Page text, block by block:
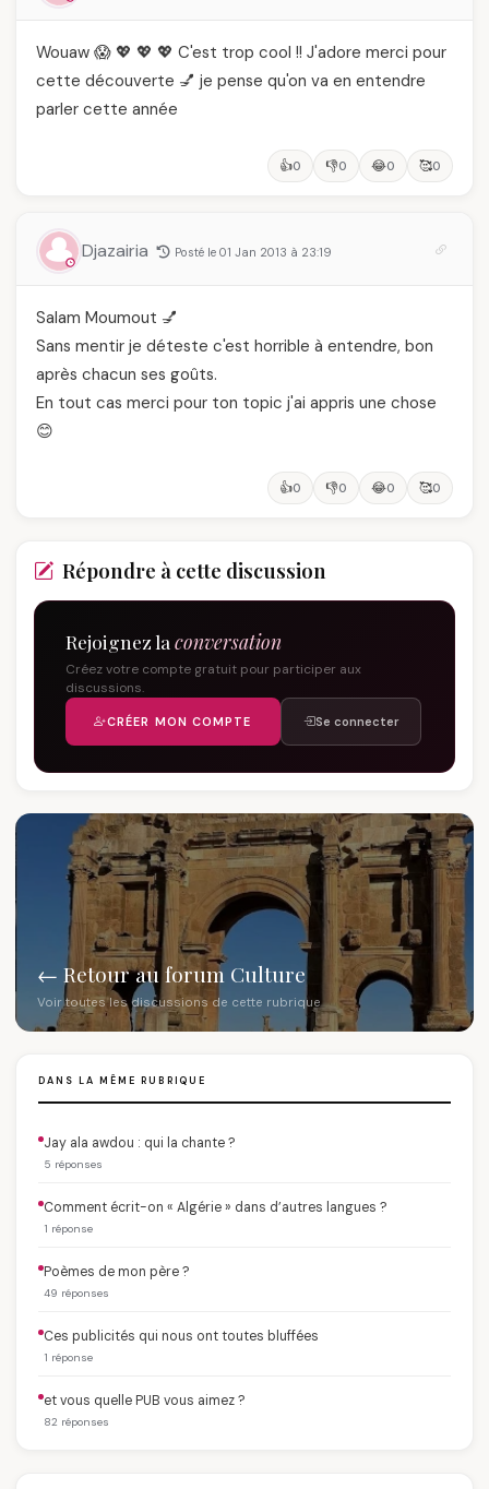
Wouaw 😱 💖 💖 💖 C'est trop cool !! J'adore merci pour
cette découverte 💅 je pense qu'on va en entendre
parler cette année
👍0 👎0 😂0 🥰0
Djazairia Posté le 01 Jan 2013 à 23:19
Salam Moumout 💅
Sans mentir je déteste c'est horrible à entendre, bon
après chacun ses goûts.
En tout cas merci pour ton topic j'ai appris une chose
😊
👍0 👎0 😂0 🥰0
Répondre à cette discussion
Rejoignez la conversation
Créez votre compte gratuit pour participer aux
discussions.
CRÉER MON COMPTE Se connecter
← Retour au forum Culture
Voir toutes les discussions de cette rubrique
DANS LA MÊME RUBRIQUE
Jay ala awdou : qui la chante ?
5 réponses
Comment écrit-on « Algérie » dans d’autres langues ?
1 réponse
Poèmes de mon père ?
49 réponses
Ces publicités qui nous ont toutes bluffées
1 réponse
et vous quelle PUB vous aimez ?
82 réponses